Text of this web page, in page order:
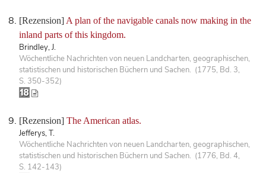
[Rezension] A plan of the navigable canals now making in the
inland parts of this kingdom.
Brindley, J.
Wöchentliche Nachrichten von neuen Landcharten, geographischen,
statistischen und historischen Büchern und Sachen. (1775, Bd. 3,
S. 350-352)
[Rezension] The American atlas.
Jefferys, T.
Wöchentliche Nachrichten von neuen Landcharten, geographischen,
statistischen und historischen Büchern und Sachen. (1776, Bd. 4,
S. 142-143)